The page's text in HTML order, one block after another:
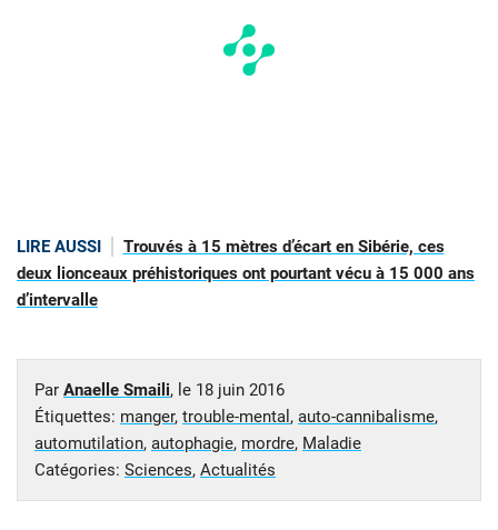
LIRE AUSSI
Trouvés à 15 mètres d’écart en Sibérie, ces
deux lionceaux préhistoriques ont pourtant vécu à 15 000 ans
d’intervalle
Par Anaelle Smaili, le 18 juin 2016
Étiquettes: manger, trouble-mental , auto-cannibalisme,
automutilation, autophagie, mordre, Maladie
Catégories: Sciences, Actualités